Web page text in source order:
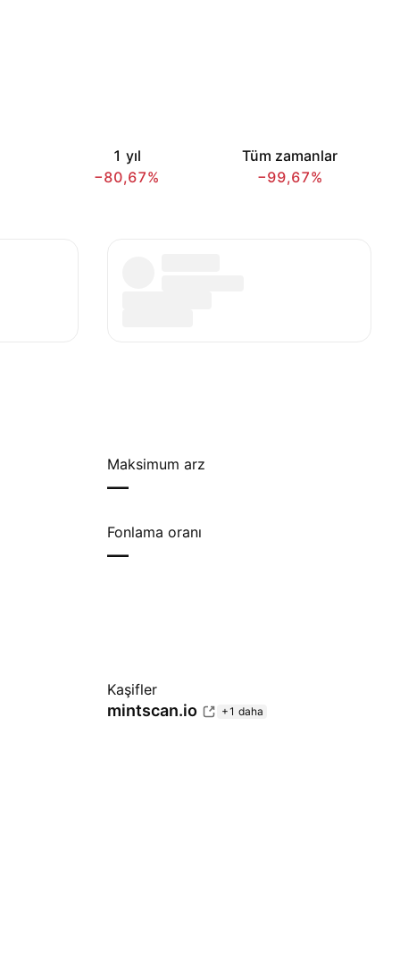
1 yıl
−80,67%
Tüm zamanlar
−99,67%
Maksimum arz
—
Fonlama oranı
—
Kaşifler
mintscan.io +1 daha